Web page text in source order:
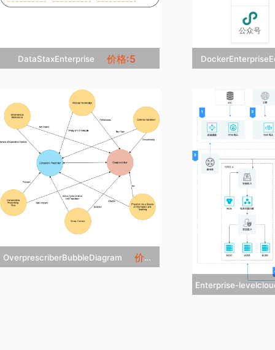
DataStaxEnterprise 价格:5
立即克隆
添加收藏 
OverprescriberBubbleDiagram 价格:5

公众号